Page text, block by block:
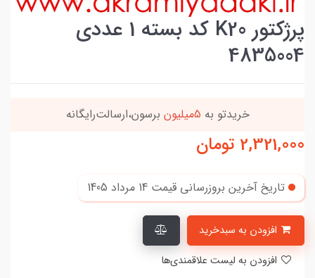
پرژکتور K20 کد بسته 1 عددی
4835004
این کالا رو میتونی4 قسطه بخری
2,321,000 تومان
تاریخ آخرین بروزرسانی قیمت 14 مرداد 1405